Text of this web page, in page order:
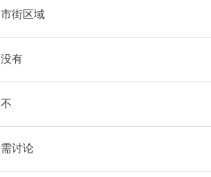
市街区域
没有
不
需讨论